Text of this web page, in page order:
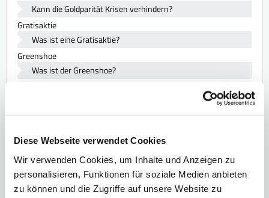
Diese Webseite verwendet Cookies
Wir verwenden Cookies, um Inhalte und Anzeigen zu
personalisieren, Funktionen für soziale Medien anbieten
zu können und die Zugriffe auf unsere Website zu
Kann die Goldparität Krisen verhindern?
Gratisaktie
Was ist eine Gratisaktie?
Greenshoe
Was ist der Greenshoe?
Alles über die Börse
> Jetzt sichern